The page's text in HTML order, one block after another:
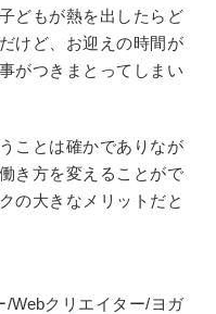
どもが熱を出したらど
けど、お迎えの時間が
がつきまとってしまい
ことは確かでありなが
き方を変えることがで
の大きなメリットだと
Webクリエイター/ヨガ